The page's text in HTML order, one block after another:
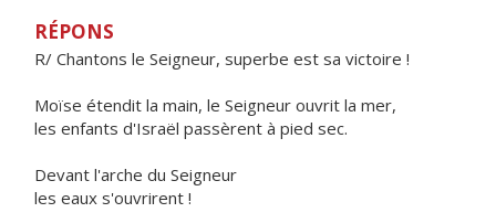
RÉPONS
R/ Chantons le Seigneur, superbe est sa victoire !
Moïse étendit la main, le Seigneur ouvrit la mer,
les enfants d'Israël passèrent à pied sec.
Devant l'arche du Seigneur
les eaux s'ouvrirent !